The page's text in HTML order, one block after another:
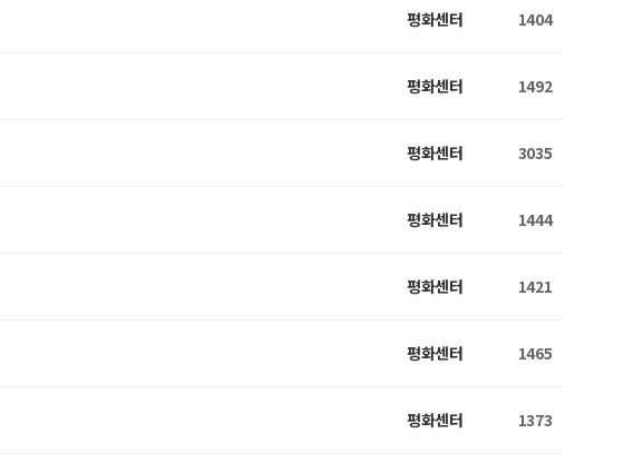
평화센터 1404
평화센터 1492
평화센터 3035
평화센터 1444
평화센터 1421
평화센터 1465
평화센터 1373